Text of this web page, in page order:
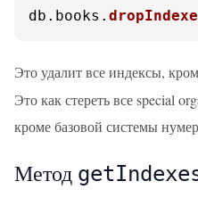
db. books .
Это удалит все индексы,
Это как стереть все special
кроме базовой системы
Метод